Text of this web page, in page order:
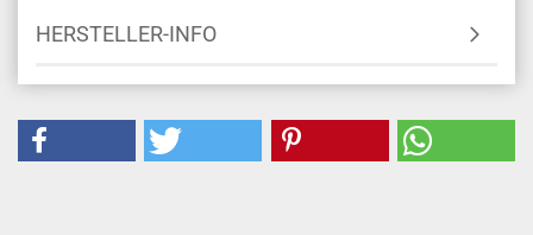
HERSTELLER-INFO